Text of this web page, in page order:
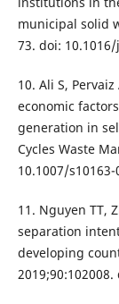
municipal solid
73. doi:
10. Ali S,
economic
generation in
Cycles Waste
10.1007/s10163-
11. Nguyen TT,
separation
developing